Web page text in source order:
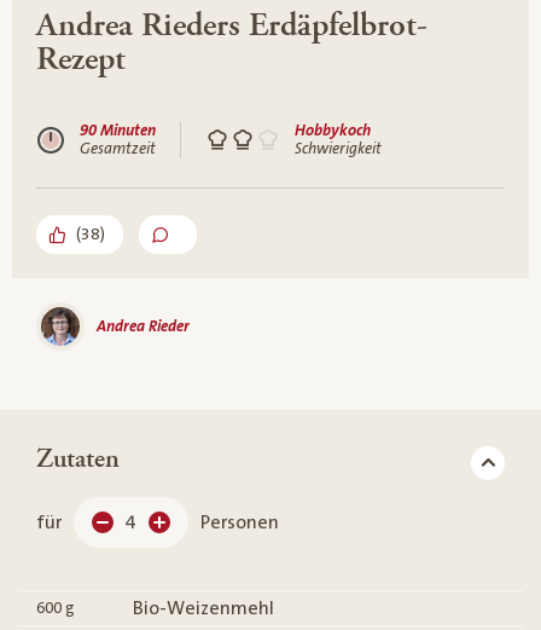
Andrea Rieders Erdäpfelbrot-
Rezept
90 Minuten
Gesamtzeit
Hobbykoch
Schwierigkeit
(38)
Andrea Rieder
Zutaten
für 4 Personen
600 g Bio-Weizenmehl